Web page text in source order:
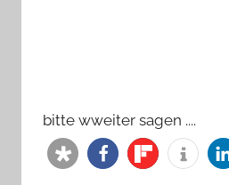
bitte wweiter sagen ....